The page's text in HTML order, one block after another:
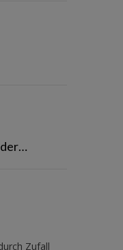
Zufall